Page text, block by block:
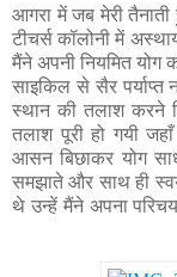
आगरा में जब मेरी
टीचर्स कॉलोनी में
मैंने अपनी नियमित योग
साइकिल से सैर
स्थान की तलाश करने
तलाश पूरी हो गयी
आसन बिछाकर योग
समझाते और साथ ही
थे उन्हें मैंने अपना